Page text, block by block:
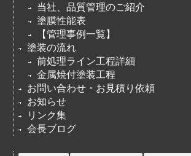
当社、品質管理のご紹介
塗膜性能表
【管理事例一覧】
塗装の流れ
前処理ライン工程詳細
金属焼付塗装工程
お問い合わせ・お見積り依頼
お知らせ
リンク集
会長ブログ